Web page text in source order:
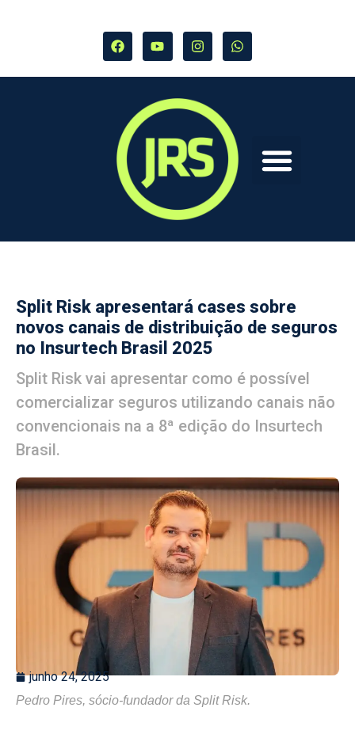
Split Risk apresentará cases sobre
novos canais de distribuição de seguros
no Insurtech Brasil 2025
Split Risk vai apresentar como é possível
comercializar seguros utilizando canais não
convencionais na a 8ª edição do Insurtech
Brasil.
junho 24, 2025
Pedro Pires, sócio-fundador da Split Risk.